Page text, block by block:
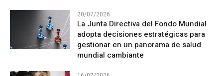
20/07/2026
La Junta Directiva del Fondo Mundial
adopta decisiones estratégicas para
gestionar en un panorama de salud
mundial cambiante